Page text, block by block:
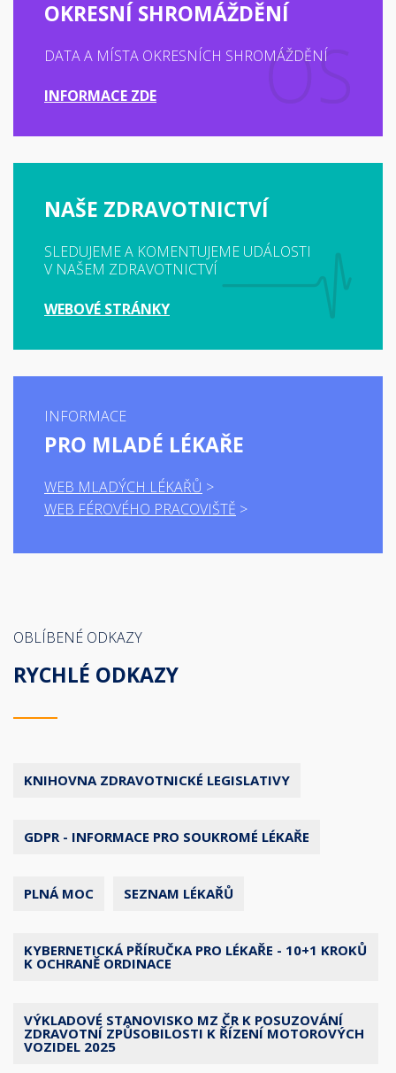
OKRESNÍ SHROMÁŽDĚNÍ
DATA A MÍSTA OKRESNÍCH SHROMÁŽDĚNÍ
INFORMACE ZDE
NAŠE ZDRAVOTNICTVÍ
SLEDUJEME A KOMENTUJEME UDÁLOSTI
V NAŠEM ZDRAVOTNICTVÍ
WEBOVÉ STRÁNKY
INFORMACE
PRO MLADÉ LÉKAŘE
WEB MLADÝCH LÉKAŘŮ
WEB FÉROVÉHO PRACOVIŠTĚ
OBLÍBENÉ ODKAZY
RYCHLÉ ODKAZY
KNIHOVNA ZDRAVOTNICKÉ LEGISLATIVY
GDPR - INFORMACE PRO SOUKROMÉ LÉKAŘE
PLNÁ MOC SEZNAM LÉKAŘŮ
KYBERNETICKÁ PŘÍRUČKA PRO LÉKAŘE - 10+1 KROKŮ
K OCHRANĚ ORDINACE
VÝKLADOVÉ STANOVISKO MZ ČR K POSUZOVÁNÍ
ZDRAVOTNÍ ZPŮSOBILOSTI K ŘÍZENÍ MOTOROVÝCH
VOZIDEL 2025